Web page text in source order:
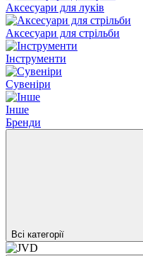
Аксесуари для луків
Аксесуари для стрільби
Інструменти
Сувеніри
Інше
Бренди
Всі категорії